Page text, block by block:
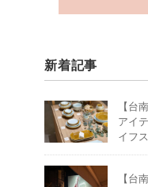
新着記事
【台
アイ
イフ
【台